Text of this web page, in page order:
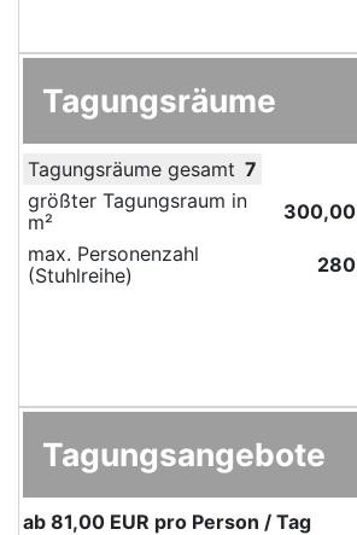
Tagungsräume
Tagungsräume gesamt 7
größter Tagungsraum in
m²
300,00
max. Personenzahl
(Stuhlreihe)
280
Tagungsangebote
ab 81,00 EUR pro Person / Tag